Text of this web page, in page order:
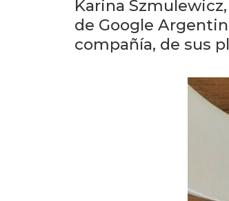
Karina
de Google
compañía, de sus